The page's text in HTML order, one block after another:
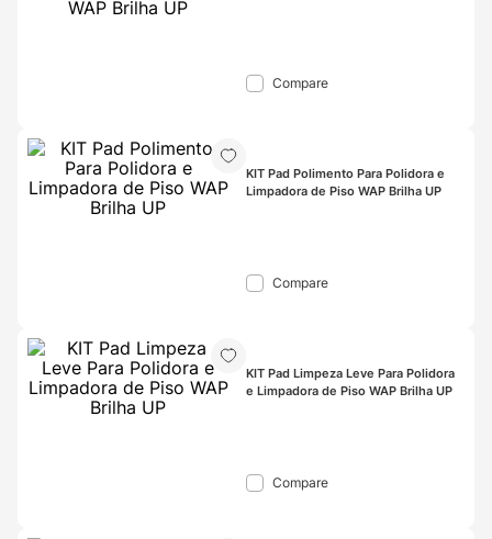
Compare
KIT Pad Polimento Para Polidora e
Limpadora de Piso WAP Brilha UP
Compare
KIT Pad Limpeza Leve Para Polidora
e Limpadora de Piso WAP Brilha UP
Compare